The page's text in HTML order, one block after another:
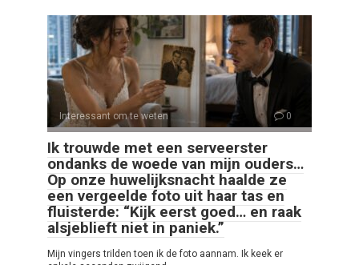
Interessant om te weten 0
Ik trouwde met een serveerster
ondanks de woede van mijn ouders…
Op onze huwelijksnacht haalde ze
een vergeelde foto uit haar tas en
fluisterde: “Kijk eerst goed… en raak
alsjeblieft niet in paniek.”
Mijn vingers trilden toen ik de foto aannam. Ik keek er